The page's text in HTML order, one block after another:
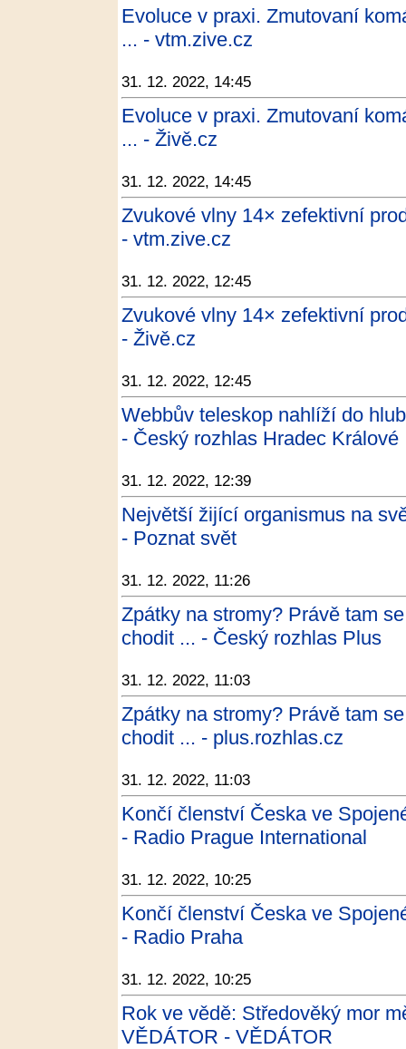
Evoluce v praxi. Zmutovaní
... - vtm.zive.cz
31. 12. 2022, 14:45
Evoluce v praxi. Zmutovaní
... - Živě.cz
31. 12. 2022, 14:45
Zvukové vlny 14× zefektivní
- vtm.zive.cz
31. 12. 2022, 12:45
Zvukové vlny 14× zefektivní
- Živě.cz
31. 12. 2022, 12:45
Webbův teleskop nahlíží do
- Český rozhlas Hradec Králové
31. 12. 2022, 12:39
Největší žijící organismus na
- Poznat svět
31. 12. 2022, 11:26
Zpátky na stromy? Právě tam
chodit ... - Český rozhlas Plus
31. 12. 2022, 11:03
Zpátky na stromy? Právě tam
chodit ... - plus.rozhlas.cz
31. 12. 2022, 11:03
Končí členství Česka ve
- Radio Prague International
31. 12. 2022, 10:25
Končí členství Česka ve
- Radio Praha
31. 12. 2022, 10:25
Rok ve vědě: Středověký mor
VĚDÁTOR - VĚDÁTOR